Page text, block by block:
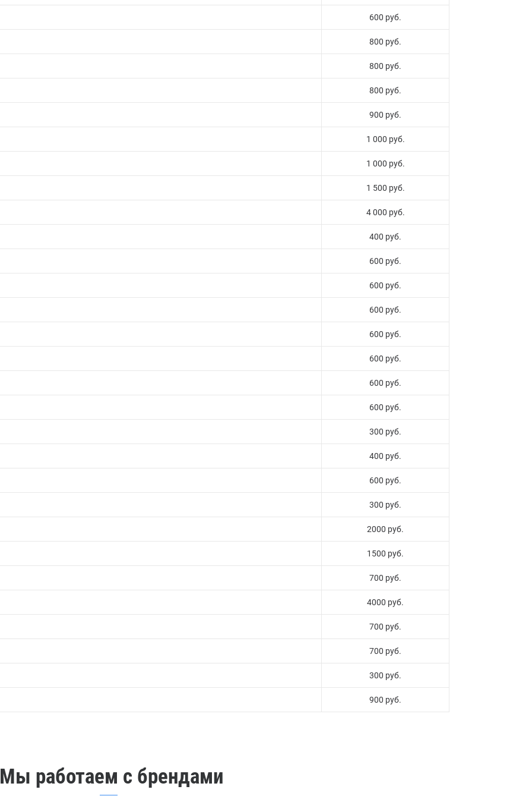
600 руб.
800 руб.
800 руб.
800 руб.
900 руб.
1 000 руб.
1 000 руб.
1 500 руб.
4 000 руб.
400 руб.
600 руб.
600 руб.
600 руб.
600 руб.
600 руб.
600 руб.
600 руб.
300 руб.
400 руб.
600 руб.
300 руб.
2000 руб.
1500 руб.
700 руб.
4000 руб.
700 руб.
700 руб.
300 руб.
900 руб.
Мы работаем с брендами